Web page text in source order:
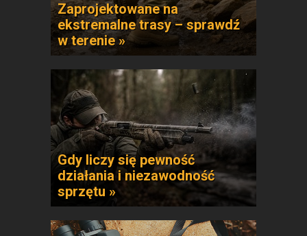
Zaprojektowane na
ekstremalne trasy – sprawdź
w terenie »
Gdy liczy się pewność
działania i niezawodność
sprzętu »